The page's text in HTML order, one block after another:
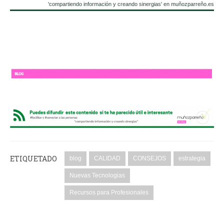
'compartiendo información y creando sinergias' en muñozparreño.es
ETIQUETADO blog CALIDAD CONSEJOS estrategia
Nuevas Tecnologias
Recursos para Profesionales